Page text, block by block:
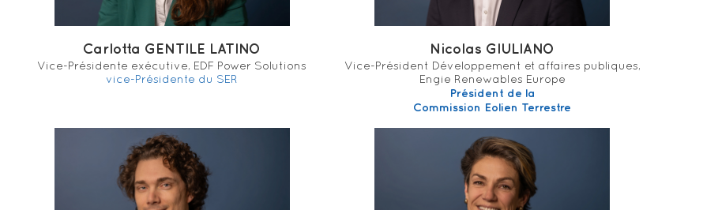
Carlotta GENTILE LATINO
Vice-Présidente exécutive, EDF Power Solutions
vice-Présidente du SER
Nicolas GIULIANO
Vice-Président Développement et affaires publiques,
Engie Renewables Europe
Président de la
Commission Eolien Terrestre